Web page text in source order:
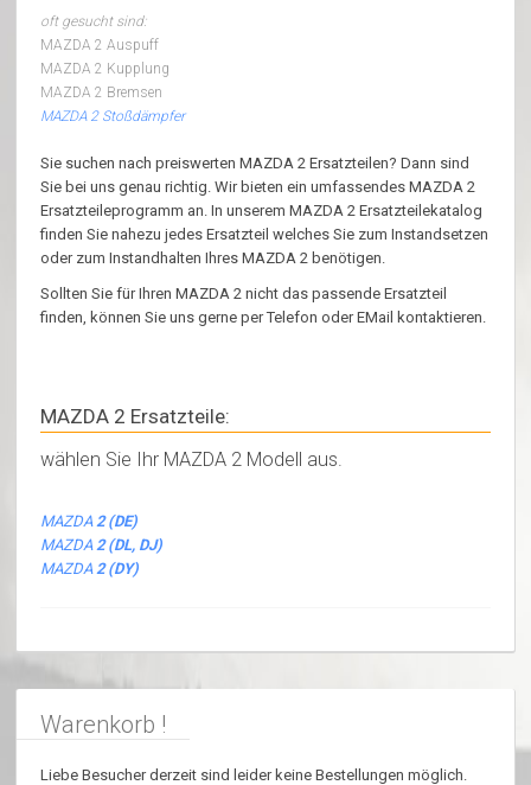
oft gesucht sind:
MAZDA 2 Auspuff
MAZDA 2 Kupplung
MAZDA 2 Bremsen
MAZDA 2 Stoßdämpfer
Sie suchen nach preiswerten MAZDA 2 Ersatzteilen? Dann sind
Sie bei uns genau richtig. Wir bieten ein umfassendes MAZDA 2
Ersatzteileprogramm an. In unserem MAZDA 2 Ersatzteilekatalog
finden Sie nahezu jedes Ersatzteil welches Sie zum Instandsetzen
oder zum Instandhalten Ihres MAZDA 2 benötigen.
Sollten Sie für Ihren MAZDA 2 nicht das passende Ersatzteil
finden, können Sie uns gerne per Telefon oder EMail kontaktieren.
MAZDA 2 Ersatzteile:
wählen Sie Ihr MAZDA 2 Modell aus.
MAZDA 2 (DE)
MAZDA 2 (DL, DJ)
MAZDA 2 (DY)
Warenkorb !
Liebe Besucher derzeit sind leider keine Bestellungen möglich.